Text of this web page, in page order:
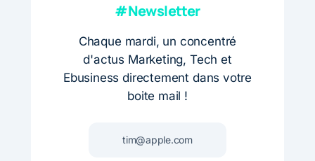
#Newsletter
Chaque mardi, un concentré
d'actus Marketing, Tech et
Ebusiness directement dans votre
boite mail !